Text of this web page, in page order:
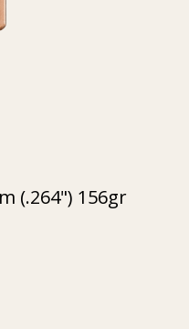
(.264") 156gr